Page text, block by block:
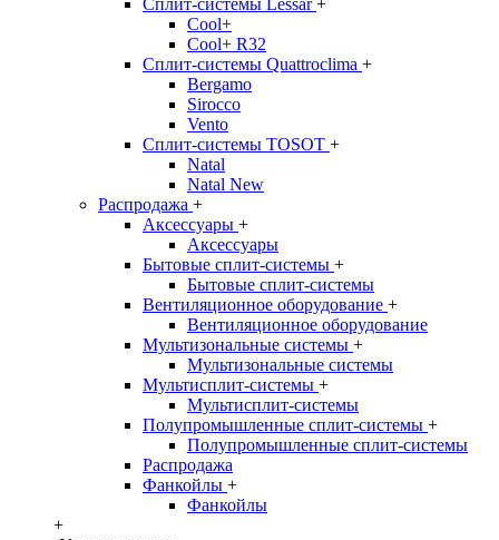
Сплит-системы Lessar+
Cool+
Cool+ R32
Сплит-системы Quattroclima +
Bergamo
Sirocco
Vento
Сплит-системы TOSOT +
Natal
Natal New
Распродажа +
Аксессуары +
Аксессуары
Бытовые сплит-системы +
Бытовые сплит-системы
Вентиляционное оборудование +
Вентиляционное оборудование
Мультизональные системы +
Мультизональные системы
Мультисплит-системы +
Мультисплит-системы
Полупромышленные сплит-системы +
Полупромышленные сплит-системы
Распродажа
Фанкойлы +
Фанкойлы
+